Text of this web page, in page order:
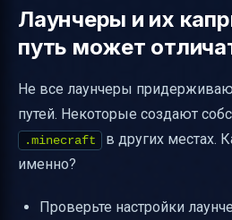
Лаунчеры и их
путь может
Не все лаунчеры
путей. Некоторые создают
.minecraft
в других местах.
именно?
Проверьте настройки